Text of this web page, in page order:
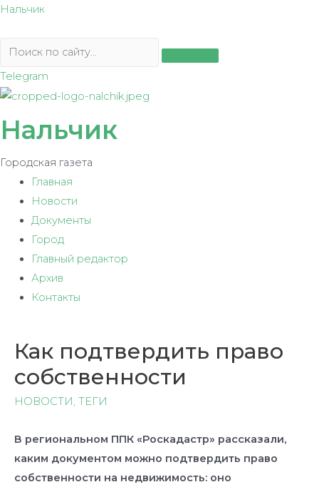
Перейти
содержимому
Нальчик
Telegram
Нальчик
Городская газета
Главная
Новости
Документы
Город
Главный редактор
Архив
Контакты
Как подтвердить право
собственности
НОВОСТИ, ТЕГИ
В региональном ППК «Роскадастр» рассказали,
каким документом можно подтвердить право
собственности на недвижимость: оно